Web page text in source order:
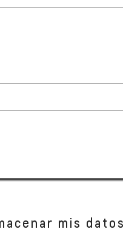
mis